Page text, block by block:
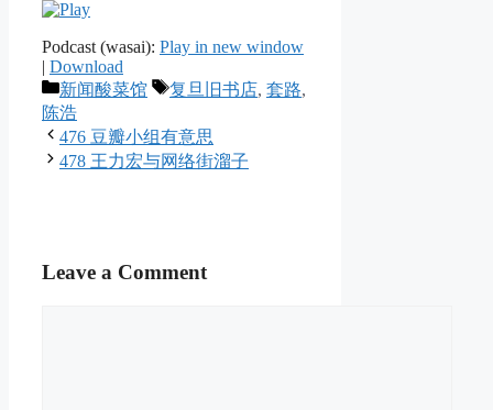
Podcast (wasai): Play in new window
| Download
Categories
新闻酸菜馆 Tags
复旦旧书店, 套路,
陈浩
476 豆瓣小组有意思
478 王力宏与网络街溜子
Leave a Comment